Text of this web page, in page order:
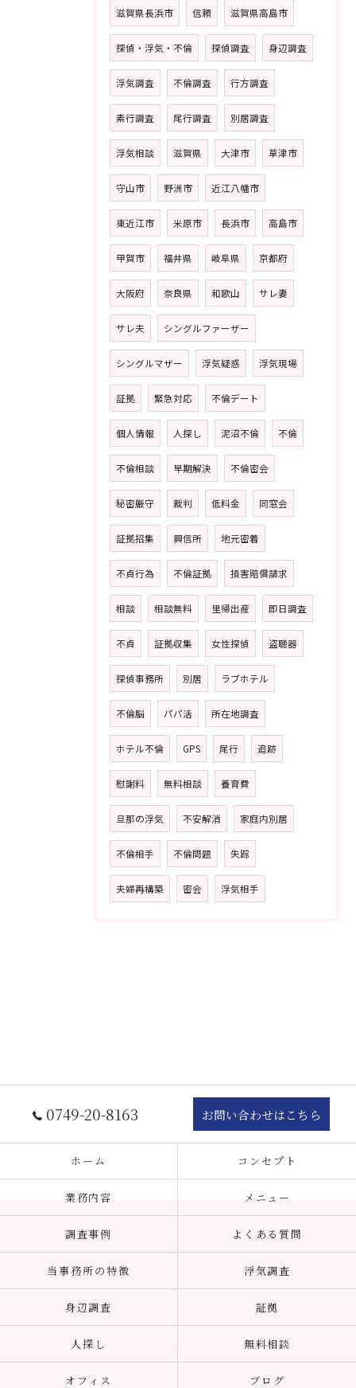
滋賀県長浜市 信頼 滋賀県高島市
探偵・浮気・不倫 探偵調査 身辺調査
浮気調査 不倫調査 行方調査
素行調査 尾行調査 別居調査
浮気相談 滋賀県 大津市 草津市
守山市 野洲市 近江八幡市
東近江市 米原市 長浜市 高島市
甲賀市 福井県 岐阜県 京都府
大阪府 奈良県 和歌山 サレ妻
サレ夫 シングルファーザー
シングルマザー 浮気疑惑 浮気現場
証拠 緊急対応 不倫デート
個人情報 人探し 泥沼不倫 不倫
不倫相談 早期解決 不倫密会
秘密厳守 裁判 低料金 同窓会
証拠招集 興信所 地元密着
不貞行為 不倫証拠 損害賠償請求
相談 相談無料 里帰出産 即日調査
不貞 証拠収集 女性探偵 盗聴器
探偵事務所 別居 ラブホテル
不倫脳 パパ活 所在地調査
ホテル不倫 GPS 尾行 追跡
慰謝料 無料相談 養育費
旦那の浮気 不安解消 家庭内別居
不倫相手 不倫問題 失踪
夫婦再構築 密会 浮気相手
0749-20-8163 お問い合わせはこちら
ホーム コンセプト
業務内容 メニュー
調査事例 よくある質問
当事務所の特徴 浮気調査
身辺調査 証拠
人探し 無料相談
オフィス ブログ